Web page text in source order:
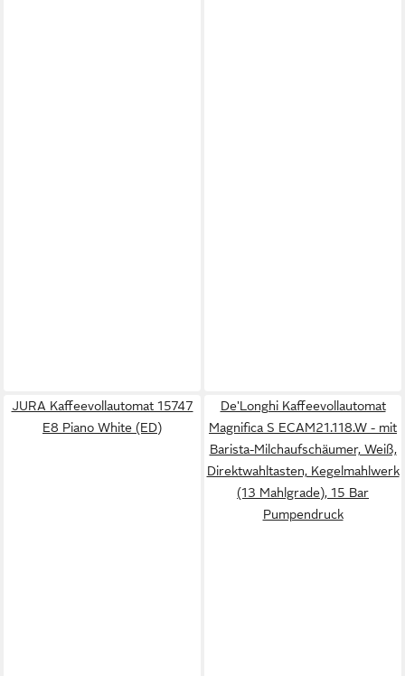
JURA Kaffeevollautomat 15747
E8 Piano White (ED)
De'Longhi Kaffeevollautomat
Magnifica S ECAM21.118.W - mit
Barista-Milchaufschäumer, Weiß,
Direktwahltasten, Kegelmahlwerk
(13 Mahlgrade), 15 Bar
Pumpendruck